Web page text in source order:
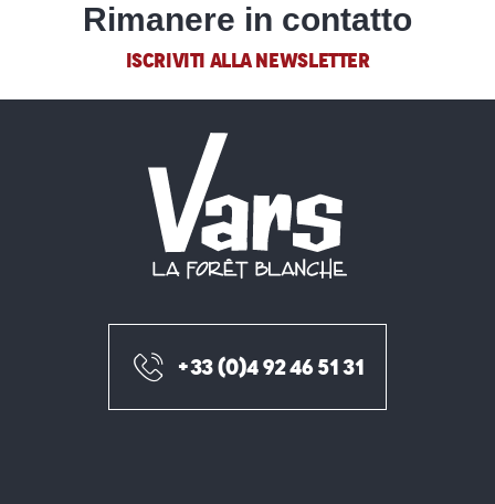
Rimanere in contatto
ISCRIVITI ALLA NEWSLETTER
+33 (0)4 92 46 51 31